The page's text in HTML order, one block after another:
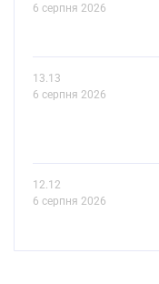
6 серпня 2026
13.13
6 серпня 2026
12.12
6 серпня 2026